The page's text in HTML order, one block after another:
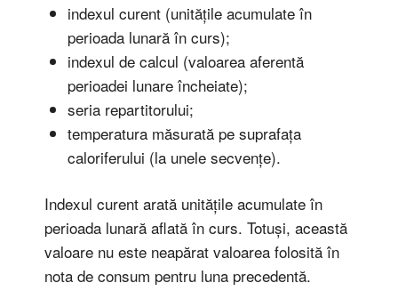
indexul curent (unitățile acumulate în
perioada lunară în curs);
indexul de calcul (valoarea aferentă
perioadei lunare încheiate);
seria repartitorului;
temperatura măsurată pe suprafața
caloriferului (la unele secvențe).
Indexul curent arată unitățile acumulate în
perioada lunară aflată în curs. Totuși, această
valoare nu este neapărat valoarea folosită în
nota de consum pentru luna precedentă.